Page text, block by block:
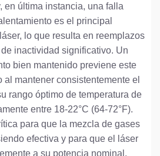
en última instancia, una falla
es el principal
lo que resulta en reemplazos
inactividad significativo. Un
bien mantenido previene este
al mantener consistentemente el
rango óptimo de temperatura de
entre 18-22°C (64-72°F).
para que la mezcla de gases
efectiva y para que el láser
a su potencia nominal.